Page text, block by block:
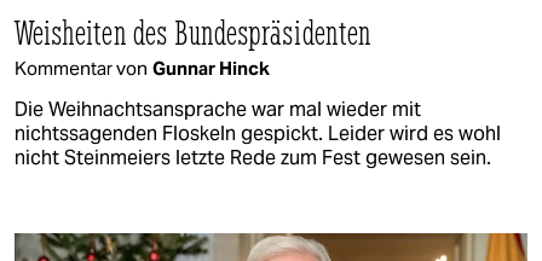
Weisheiten des Bundespräsidenten
Kommentar von Gunnar Hinck
Die Weihnachtsansprache war mal wieder mit
nichtssagenden Floskeln gespickt. Leider wird es wohl
nicht Steinmeiers letzte Rede zum Fest gewesen sein.